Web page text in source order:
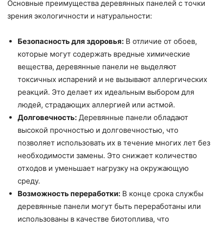
Основные преимущества деревянных панелей с точки
зрения экологичности и натуральности:
Безопасность для здоровья: В отличие от обоев,
которые могут содержать вредные химические
вещества, деревянные панели не выделяют
токсичных испарений и не вызывают аллергических
реакций. Это делает их идеальным выбором для
людей, страдающих аллергией или астмой.
Долговечность: Деревянные панели обладают
высокой прочностью и долговечностью, что
позволяет использовать их в течение многих лет без
необходимости замены. Это снижает количество
отходов и уменьшает нагрузку на окружающую
среду.
Возможность переработки: В конце срока службы
деревянные панели могут быть переработаны или
использованы в качестве биотоплива, что